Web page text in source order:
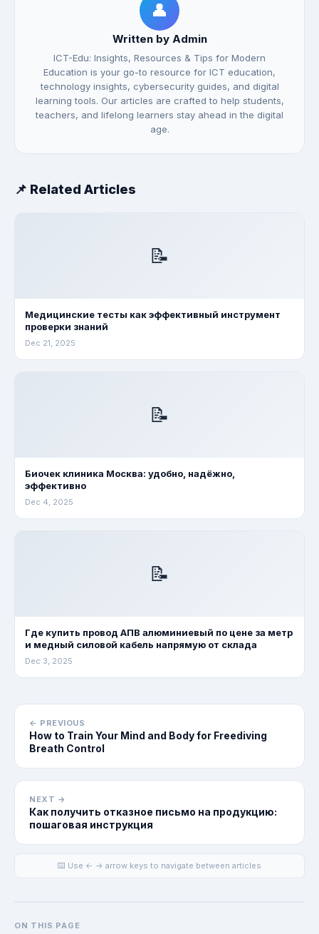
👤
Written by Admin
ICT-Edu: Insights, Resources & Tips for Modern
Education is your go-to resource for ICT education,
technology insights, cybersecurity guides, and digital
learning tools. Our articles are crafted to help students,
teachers, and lifelong learners stay ahead in the digital
age.
📌 Related Articles
📝
Медицинские тесты как эффективный инструмент
проверки знаний
Dec 21, 2025
📝
Биочек клиника Москва: удобно, надёжно,
эффективно
Dec 4, 2025
📝
Где купить провод АПВ алюминиевый по цене за метр
и медный силовой кабель напрямую от склада
Dec 3, 2025
← PREVIOUS
How to Train Your Mind and Body for Freediving
Breath Control
NEXT →
Как получить отказное письмо на продукцию:
пошаговая инструкция
⌨️ Use ← → arrow keys to navigate between articles
ON THIS PAGE